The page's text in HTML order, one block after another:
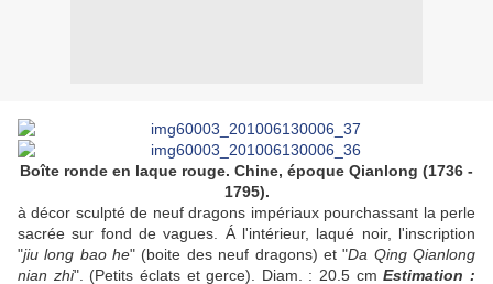
Boîte ronde en laque rouge. Chine, époque Qianlong (1736 -
1795).
à décor sculpté de neuf dragons impériaux pourchassant la perle
sacrée sur fond de vagues. Á l'intérieur, laqué noir, l'inscription
"jiu long bao he" (boite des neuf dragons) et "Da Qing Qianlong
nian zhi". (Petits éclats et gerce). Diam. : 20.5 cmEstimation :